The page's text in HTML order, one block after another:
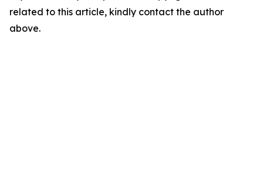
related to this article, kindly contact the author
above.